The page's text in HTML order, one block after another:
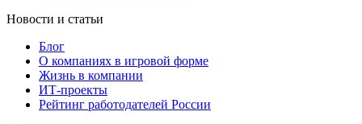
Новости и статьи
Блог
О компаниях в игровой форме
Жизнь в компании
ИТ-проекты
Рейтинг работодателей России